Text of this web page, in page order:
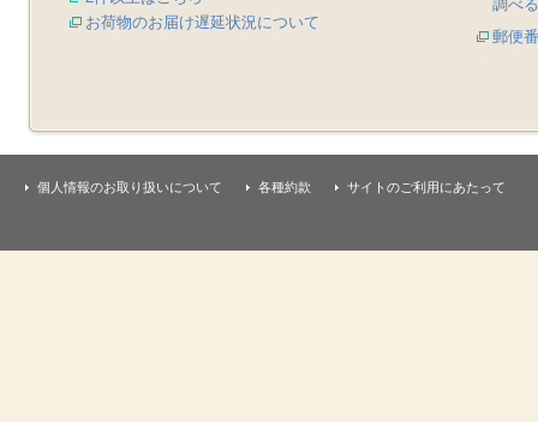
お荷物のお届け遅延状況について
調べる
郵便
個人情報のお取り扱いについて 各種約款 サイトのご利用にあたって